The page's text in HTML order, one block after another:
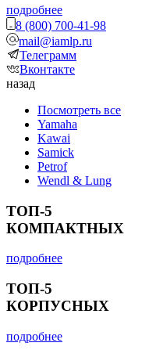
подробнее
8 (800) 700-41-98
mail@iamlp.ru
Телеграмм
Вконтакте
назад
Посмотреть все
Yamaha
Kawai
Samick
Petrof
Wendl & Lung
ТОП-5
КОМПАКТНЫХ
подробнее
ТОП-5
КОРПУСНЫХ
подробнее